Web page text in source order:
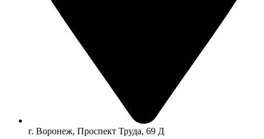
г. Воронеж, Проспект Труда, 69 Д